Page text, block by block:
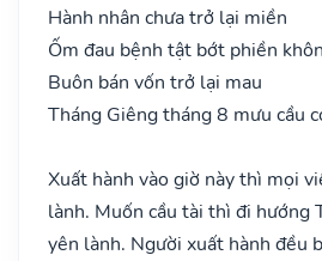
Hành nhân chưa trở lại miền
Ốm đau bệnh tật bớt phiền
Buôn bán vốn trở lại mau
Tháng Giêng tháng 8 mưu cầu
Xuất hành vào giờ này thì mọi
lành. Muốn cầu tài thì đi hướng
yên lành. Người xuất hành đều